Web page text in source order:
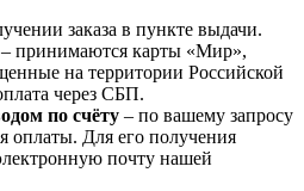
заказа в пункте выдачи.
– принимаются карты «Мир»,
на территории Российской
через СБП.
по счёту – по вашему запросу
оплаты. Для его получения
почту нашей